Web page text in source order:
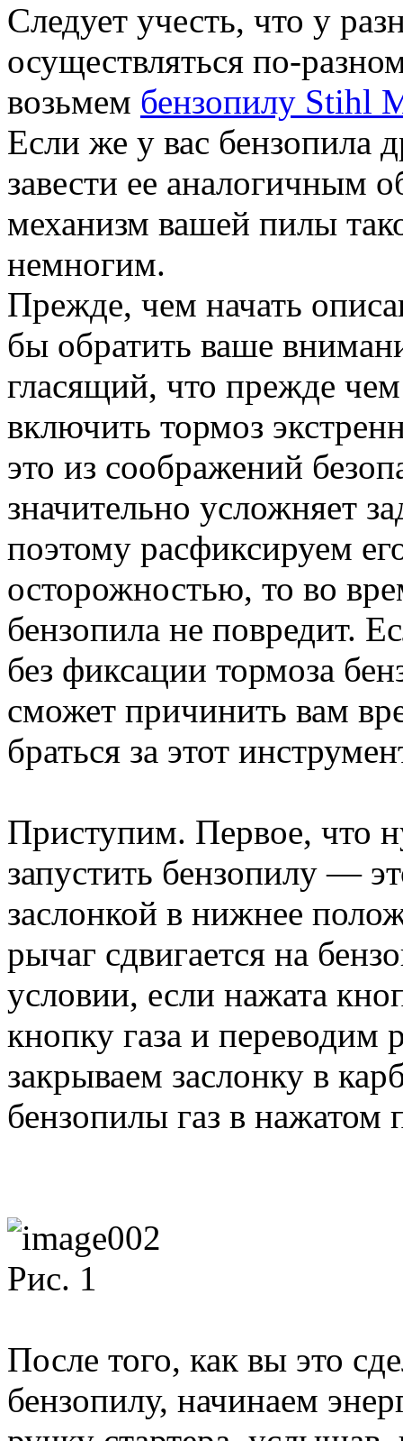
Следует учесть, что у
осуществляться по-
возьмем бензопилу Stihl
Если же у вас бензопила
завести ее аналогичным
механизм вашей пилы
немногим.
Прежде, чем начать
бы обратить ваше
гласящий, что прежде
включить тормоз
это из соображений
значительно усложняет
поэтому расфиксируем
осторожностью, то во
бензопила не повредит.
без фиксации тормоза
сможет причинить вам
браться за этот
Приступим. Первое, что
запустить бензопилу —
заслонкой в нижнее
рычаг сдвигается на
условии, если нажата
кнопку газа и
закрываем заслонку в
бензопилы газ в нажатом
Рис. 1
После того, как вы это
бензопилу, начинаем